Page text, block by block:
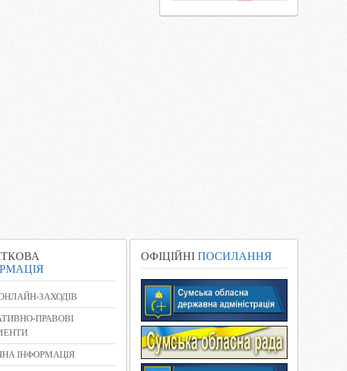
ЗАХОДІВ
ПРАВОВІ
ІНФОРМАЦІЯ
ОФІЦІЙНІ ПОСИЛАННЯ